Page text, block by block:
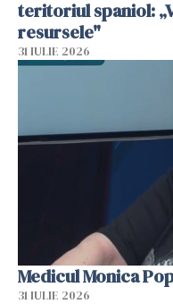
teritoriul spaniol:
resursele"
31 IULIE 2026
Medicul Monica
31 IULIE 2026